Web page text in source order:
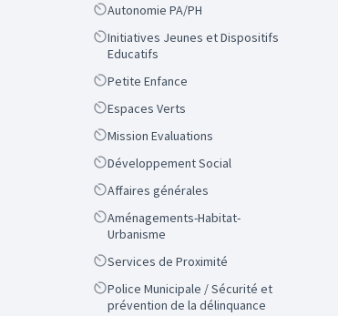
ScopeAutonomie PA/PH
Scope
Initiatives Jeunes et Dispositifs
Educatifs
ScopePetite Enfance
ScopeEspaces Verts
ScopeMission Evaluations
ScopeDéveloppement Social
ScopeAffaires générales
Scope
Aménagements-Habitat-
Urbanisme
ScopeServices de Proximité
Scope
Police Municipale / Sécurité et
prévention de la délinquance